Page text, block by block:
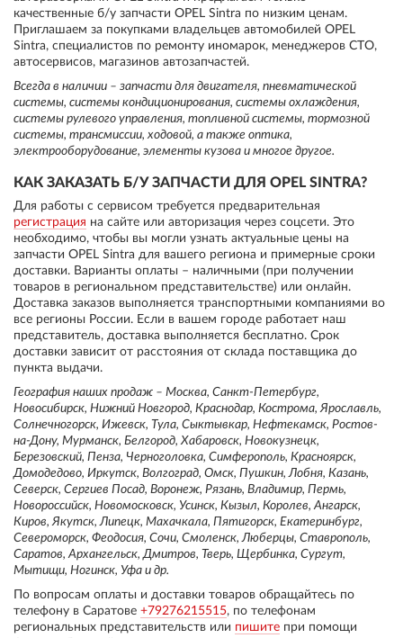
качественные б/у запчасти OPEL Sintra по низким ценам.
Приглашаем за покупками владельцев автомобилей OPEL
Sintra, специалистов по ремонту иномарок, менеджеров СТО,
автосервисов, магазинов автозапчастей.
Всегда в наличии – запчасти для двигателя, пневматической
системы, системы кондиционирования, системы охлаждения,
системы рулевого управления, топливной системы, тормозной
системы, трансмиссии, ходовой, а также оптика,
электрооборудование, элементы кузова и многое другое.
КАК ЗАКАЗАТЬ Б/У ЗАПЧАСТИ ДЛЯ OPEL SINTRA?
Для работы с сервисом требуется предварительная
регистрация на сайте или авторизация через соцсети. Это
необходимо, чтобы вы могли узнать актуальные цены на
запчасти OPEL Sintra для вашего региона и примерные сроки
доставки. Варианты оплаты – наличными (при получении
товаров в региональном представительстве) или онлайн.
Доставка заказов выполняется транспортными компаниями во
все регионы России. Если в вашем городе работает наш
представитель, доставка выполняется бесплатно. Срок
доставки зависит от расстояния от склада поставщика до
пункта выдачи.
География наших продаж – Москва, Санкт-Петербург,
Новосибирск, Нижний Новгород, Краснодар, Кострома, Ярославль,
Солнечногорск, Ижевск, Тула, Сыктывкар, Нефтекамск, Ростов-
на-Дону, Мурманск, Белгород, Хабаровск, Новокузнецк,
Березовский, Пенза, Черноголовка, Симферополь, Красноярск,
Домодедово, Иркутск, Волгоград, Омск, Пушкин, Лобня, Казань,
Северск, Сергиев Посад, Воронеж, Рязань, Владимир, Пермь,
Новороссийск, Новомосковск, Усинск, Кызыл, Королев, Ангарск,
Киров, Якутск, Липецк, Махачкала, Пятигорск, Екатеринбург,
Североморск, Феодосия, Сочи, Смоленск, Люберцы, Ставрополь,
Саратов, Архангельск, Дмитров, Тверь, Щербинка, Сургут,
Мытищи, Ногинск, Уфа и др.
По вопросам оплаты и доставки товаров обращайтесь по
телефону в Саратове +79276215515, по телефонам
региональных представительств или пишите при помощи